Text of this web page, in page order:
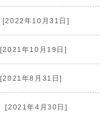
[2022年10月31日]
[2021年10月19日]
[2021年8月31日]
[2021年4月30日]